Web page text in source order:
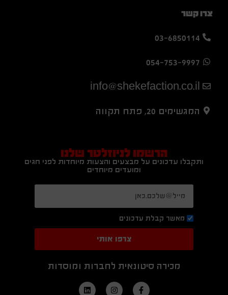
צרו קשר
03-6850114
054-753-9997
info@shekefaction.co.il
המגשימים 20, פתח תקווה
הרשמו לניוזלטר שלנו
ותקבלו עדכונים על מבצעים והצעות מיוחדות לפני חגים
ומועדים מיוחדים
מאשר קבלת עדכונים
צרפו אותי
מכירה סיטונאית לחברות ומוסדות